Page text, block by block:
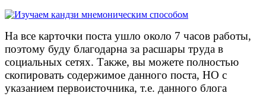
На все карточки поста ушло около 7 часов работы,
поэтому буду благодарна за расшары труда в
социальных сетях. Также, вы можете полностью
скопировать содержимое данного поста, НО с
указанием первоисточника, т.е. данного блога